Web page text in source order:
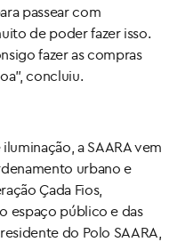
passear com
de poder fazer isso.
fazer as compras
concluiu.
a SAARA vem
urbano e
Çada Fios,
espaço público e das
do Polo SAARA,